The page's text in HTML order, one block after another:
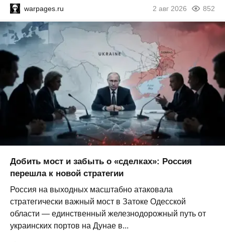
warpages.ru 2 авг 2026 852
Добить мост и забыть о «сделках»: Россия
перешла к новой стратегии
Россия на выходных масштабно атаковала
стратегически важный мост в Затоке Одесской
области — единственный железнодорожный путь от
украинских портов на Дунае в...